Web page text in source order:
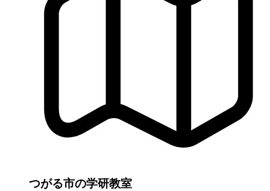
つがる市の学研教室